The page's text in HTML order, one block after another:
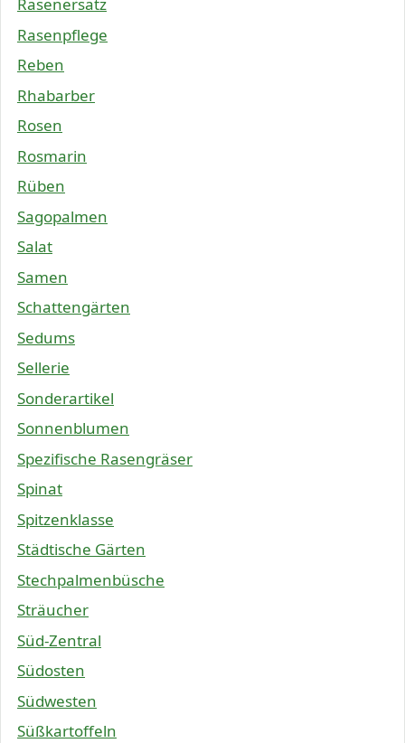
Rasenersatz
Rasenpflege
Reben
Rhabarber
Rosen
Rosmarin
Rüben
Sagopalmen
Salat
Samen
Schattengärten
Sedums
Sellerie
Sonderartikel
Sonnenblumen
Spezifische Rasengräser
Spinat
Spitzenklasse
Städtische Gärten
Stechpalmenbüsche
Sträucher
Süd-Zentral
Südosten
Südwesten
Süßkartoffeln